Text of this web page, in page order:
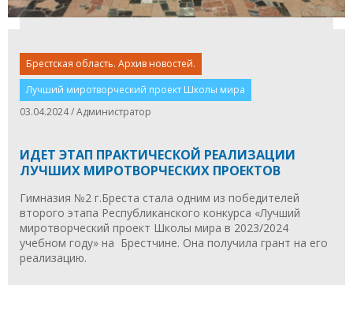
Брестская область. Архив новостей.
Лучший миротворческий проект Школы мира
03.04.2024 / Администратор
ИДЕТ ЭТАП ПРАКТИЧЕСКОЙ РЕАЛИЗАЦИИ
ЛУЧШИХ МИРОТВОРЧЕСКИХ ПРОЕКТОВ
Гимназия №2 г.Бреста стала одним из победителей
второго этапа Республиканского конкурса «Лучший
миротворческий проект Школы мира в 2023/2024
учебном году» на Брестчине. Она получила грант на его
реализацию.